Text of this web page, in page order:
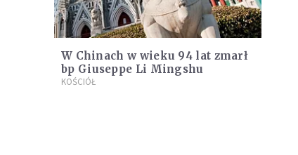
W Chinach w wieku 94 lat zmarł
bp Giuseppe Li Mingshu
KOŚCIÓŁ